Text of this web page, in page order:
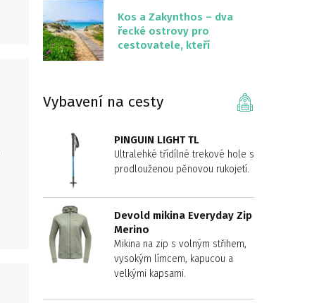
Kos a Zakynthos – dva
řecké ostrovy pro
cestovatele, kteří
Vybavení na cesty
PINGUIN LIGHT TL
Ultralehké třídílné trekové hole s
prodlouženou pěnovou rukojetí.
Devold mikina Everyday Zip
Merino
Mikina na zip s volným střihem,
vysokým límcem, kapucou a
velkými kapsami.